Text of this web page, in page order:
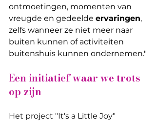
ontmoetingen, momenten van
vreugde en gedeelde ervaringen,
zelfs wanneer ze niet meer naar
buiten kunnen of activiteiten
buitenshuis kunnen ondernemen."
Een initiatief waar we trots
op zijn
Het project "It's a Little Joy"